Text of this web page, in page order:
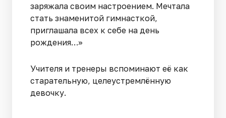
заряжала своим настроением. Мечтала
стать знаменитой гимнасткой,
приглашала всех к себе на день
рождения…»
Учителя и тренеры вспоминают её как
старательную, целеустремлённую
девочку.